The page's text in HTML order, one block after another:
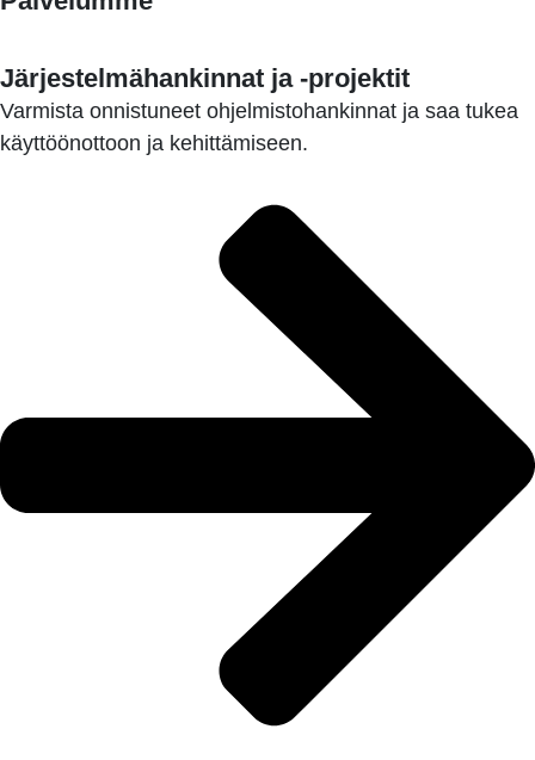
Järjestelmähankinnat ja -projektit
Varmista onnistuneet ohjelmistohankinnat ja saa tukea
käyttöönottoon ja kehittämiseen.